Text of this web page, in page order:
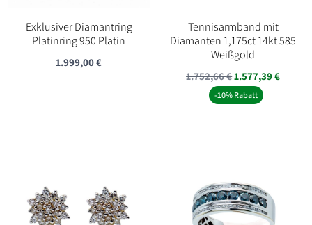
Exklusiver Diamantring
Platinring 950 Platin
1.999,00€
Tennisarmband mit
Diamanten 1,175ct 14kt 585
Weißgold
1.752,66€1.577,39€
-10% Rabatt